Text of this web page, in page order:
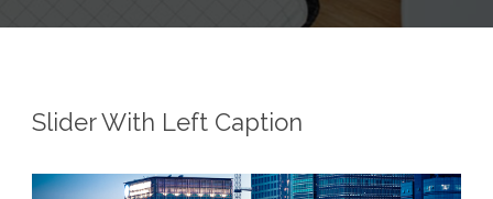
Slider With Left Caption